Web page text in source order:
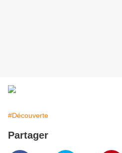
#Découverte
Partager